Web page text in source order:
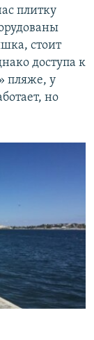
плитку
стоит
доступа к
пляже, у
но